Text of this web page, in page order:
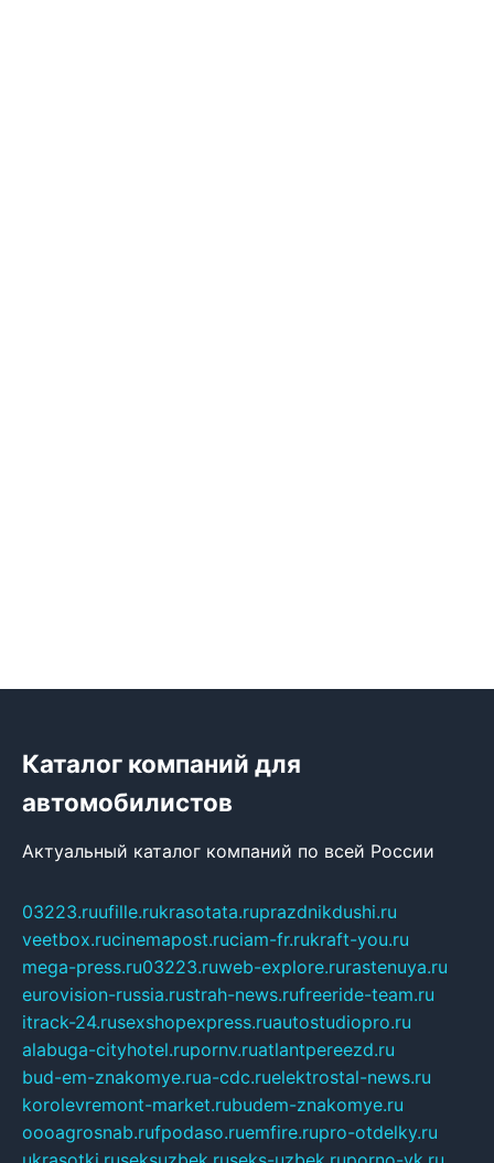
Каталог компаний для
автомобилистов
Актуальный каталог компаний по всей России
03223.ruufille.rukrasotata.ruprazdnikdushi.ru
veetbox.rucinemapost.ruciam-fr.rukraft-you.ru
mega-press.ru03223.ruweb-explore.rurastenuya.ru
eurovision-russia.rustrah-news.rufreeride-team.ru
itrack-24.rusexshopexpress.ruautostudiopro.ru
alabuga-cityhotel.rupornv.ruatlantpereezd.ru
bud-em-znakomye.rua-cdc.ruelektrostal-news.ru
korolevremont-market.rubudem-znakomye.ru
oooagrosnab.rufpodaso.ruemfire.rupro-otdelky.ru